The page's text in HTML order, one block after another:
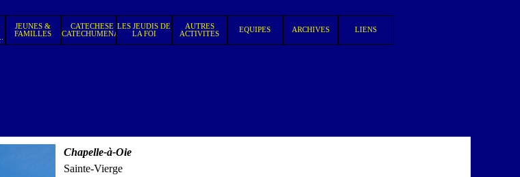
Sauter le menu
▼
JEUNES &
FAMILLES
▼
CATECHESE
CATECHUMENAT
▼
LES JEUDIS DE
LA FOI
AUTRES
ACTIVITES
▼
EQUIPES ▼
ARCHIVES ▼
LIENS
Chapelle-à-Oie
Sainte-Vierge